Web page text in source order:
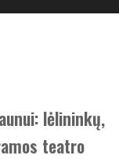
lėlininkų,
teatro